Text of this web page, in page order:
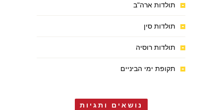
תולדות ארה"ב
תולדות סין
תולדות רוסיה
תקופת ימי הביניים
נושאים ותגיות